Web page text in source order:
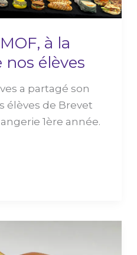
à la
élèves
a partagé son
élèves de Brevet
1ère année.